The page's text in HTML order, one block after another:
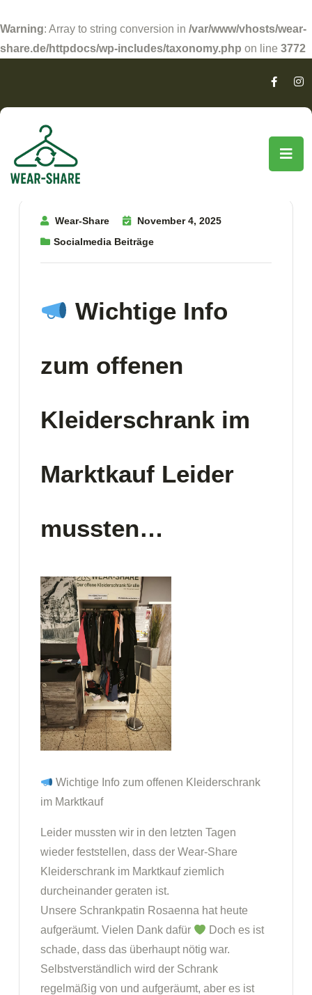
Warning: Array to string conversion in /var/www/vhosts/wear-
share.de/httpdocs/wp-includes/taxonomy.php on line 3772
Wear-Share
November 4, 2025
Socialmedia Beiträge
Wichtige Info
zum offenen
Kleiderschrank im
Marktkauf Leider
mussten…
Wichtige Info zum offenen Kleiderschrank
im Marktkauf
Leider mussten wir in den letzten Tagen
wieder feststellen, dass der Wear-Share
Kleiderschrank im Marktkauf ziemlich
durcheinander geraten ist.
Unsere Schrankpatin Rosaenna hat heute
aufgeräumt. Vielen Dank dafür
Doch es ist
schade, dass das überhaupt nötig war.
Selbstverständlich wird der Schrank
regelmäßig von und aufgeräumt, aber es ist